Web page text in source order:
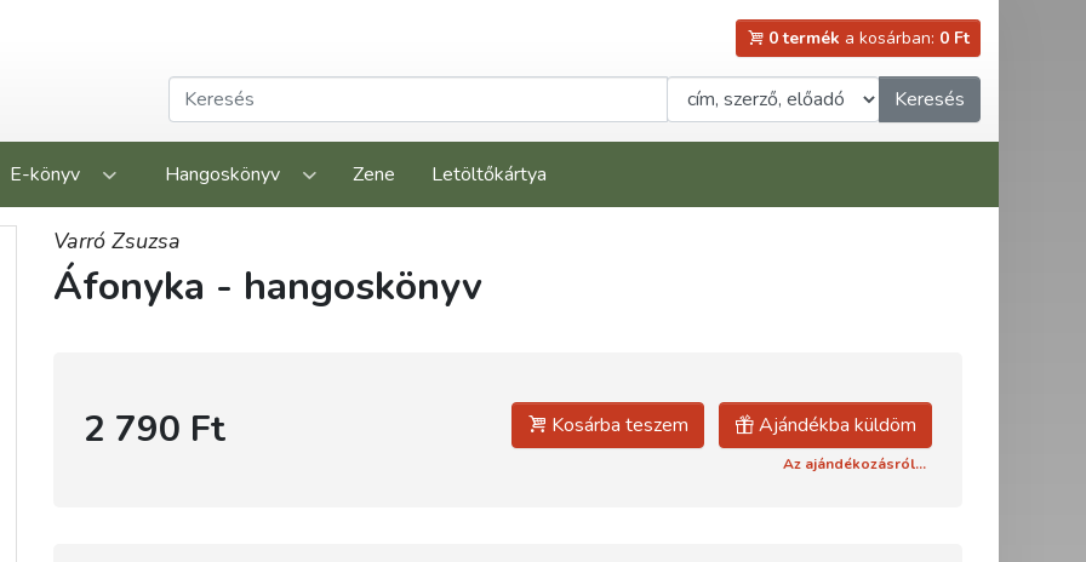
0 termék a kosárban: 0 Ft
Keresés
E-könyv Hangoskönyv Zene Letöltőkártya
Varró Zsuzsa
Áfonyka - hangoskönyv
2 790 Ft Kosárba teszem Ajándékba küldöm
Az ajándékozásról...